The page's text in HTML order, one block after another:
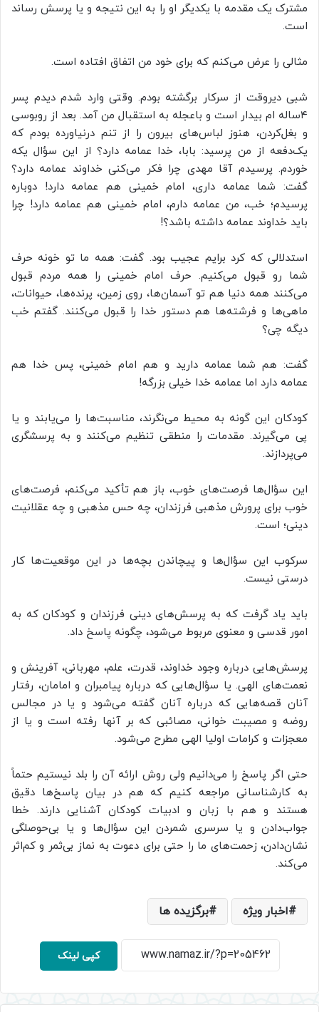
مشترک یک مقدمه با یکدیگر او را به این نتیجه و یا پرسش رساند
است.
مثالی را عرض می‌کنم که برای خود من اتفاق افتاده است.
شبی دیروقت از سرکار برگشته بودم. وقتی وارد شدم دیدم پسر
۴ساله ام بیدار است و باعجله به استقبال من آمد. بعد از روبوسی
و بغل‌کردن، هنوز لباس‌های بیرون را از تنم درنیاورده بودم که
یک‌دفعه از من پرسید: بابا، خدا عمامه دارد؟ از این سؤال یکه
خوردم. پرسیدم آقا مهدی چرا فکر می‌کنی خداوند عمامه دارد؟
گفت: شما عمامه داری، امام خمینی هم عمامه دارد! دوباره
پرسیدم؛ خب، من عمامه دارم، امام خمینی هم عمامه دارد! چرا
باید خداوند عمامه داشته باشد؟!
استدلالی که کرد برایم عجیب بود. گفت: همه ما تو خونه حرف
شما رو قبول می‌کنیم. حرف امام خمینی را همه مردم قبول
می‌کنند همه دنیا هم تو آسمان‌ها، روی زمین، پرنده‌ها، حیوانات،
ماهی‌ها و فرشته‌ها هم دستور خدا را قبول می‌کنند. گفتم خب
دیگه چی؟
گفت: هم شما عمامه دارید و هم امام خمینی، پس خدا هم
عمامه دارد اما عمامه خدا خیلی بزرگه!
کودکان این گونه به محیط می‌نگرند، مناسبت‌ها را می‌یابند و یا
پی می‌گیرند. مقدمات را منطقی تنظیم می‌کنند و به پرسشگری
می‌پردازند.
این سؤال‌ها فرصت‌های خوب، باز هم تأکید می‌کنم، فرصت‌های
خوب برای پرورش مذهبی فرزندان، چه حس مذهبی و چه عقلانیت
دینی؛ است.
سرکوب این سؤال‌ها و پیچاندن بچه‌ها در این موقعیت‌ها کار
درستی نیست.
باید یاد گرفت که به پرسش‌های دینی فرزندان و کودکان که به
امور قدسی و معنوی مربوط می‌شود، چگونه پاسخ داد.
پرسش‌هایی درباره وجود خداوند، قدرت، علم، مهربانی، آفرینش و
نعمت‌های الهی. یا سؤال‌هایی که درباره پیامبران و امامان، رفتار
آنان قصه‌هایی که درباره آنان گفته می‌شود و یا در مجالس
روضه و مصیبت خوانی، مصائبی که بر آنها رفته است و یا از
معجزات و کرامات اولیا الهی مطرح می‌شود.
حتی اگر پاسخ را می‌دانیم ولی روش ارائه آن را بلد نیستیم حتماً
به کارشناسانی مراجعه کنیم که هم در بیان پاسخ‌ها دقیق
هستند و هم با زبان و ادبیات کودکان آشنایی دارند. خطا
جواب‌دادن و یا سرسری شمردن این سؤال‌ها و یا بی‌حوصلگی
نشان‌دادن، زحمت‌های ما را حتی برای دعوت به نماز بی‌ثمر و کم‌اثر
می‌کند.
اخبار ویژه برگزیده ها
کپی لینک